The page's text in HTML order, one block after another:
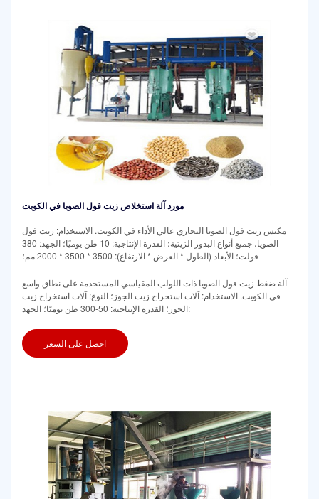
مورد آلة استخلاص زيت فول الصويا في الكويت
مكبس زيت فول الصويا التجاري عالي الأداء في الكويت. الاستخدام: زيت فول
الصويا، جميع أنواع البذور الزيتية؛ القدرة الإنتاجية: 10 طن يوميًا؛ الجهد: 380
فولت؛ الأبعاد (الطول * العرض * الارتفاع): 3500 * 3500 * 2000 مم؛
آلة ضغط زيت فول الصويا ذات اللولب المقياسي المستخدمة على نطاق واسع
في الكويت. الاستخدام: آلات استخراج زيت الجوز؛ النوع: آلات استخراج زيت
الجوز؛ القدرة الإنتاجية: 50-300 طن يوميًا؛ الجهد:
احصل على السعر